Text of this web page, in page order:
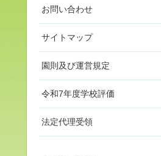
お問い合わせ
サイトマップ
園則及び運営規定
令和7年度学校評価
法定代理受領